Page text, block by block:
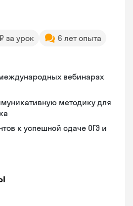
за урок
6 лет опыта
вебинарах
методику для
к успешной сдаче ОГЭ и